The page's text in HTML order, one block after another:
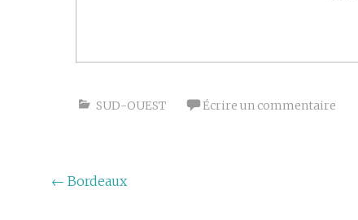
SUD-OUEST Écrire un commentaire
Navigation
← Bordeaux